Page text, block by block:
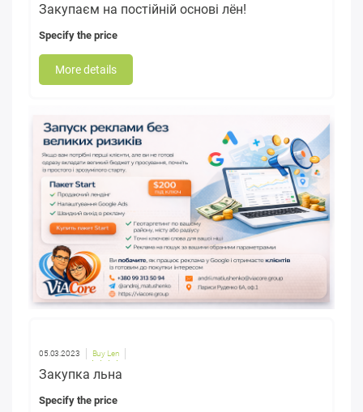
Закупаєм на постійній основі лён!
Specify the price
More details
05.03.2023 Buy Len
Закупка льна
Specify the price